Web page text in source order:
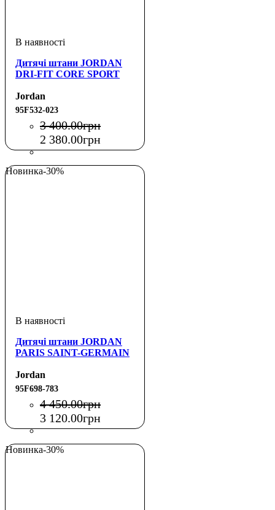
Дитячі штани JORDAN
DRI-FIT CORE SPORT
Jordan
95F532-023
3 400.00грн
2 380.00грн
Новинка-30%
Дитячі штани JORDAN
PARIS SAINT-GERMAIN
Jordan
95F698-783
4 450.00грн
3 120.00грн
Новинка-30%